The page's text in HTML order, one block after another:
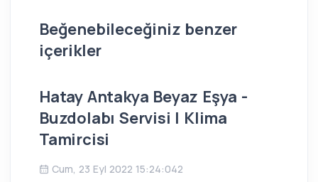
Beğenebileceğiniz benzer
içerikler
Hatay Antakya Beyaz Eşya -
Buzdolabı Servisi | Klima
Tamircisi
Cum, 23 Eyl 2022 15:24:042